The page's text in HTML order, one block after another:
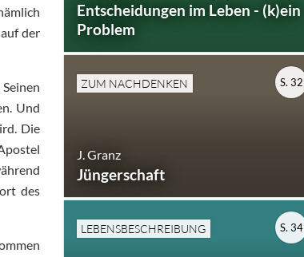
der
Und
Die
des
Entscheidungen im Leben - (k)ein
Problem
ZUM NACHDENKEN
J. Granz
Jüngerschaft
S. 32
LEBENSBESCHREIBUNG S. 34